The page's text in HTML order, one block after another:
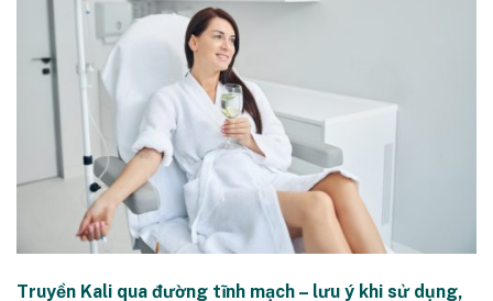
Truyền Kali qua đường tĩnh mạch – lưu ý khi sử dụng,